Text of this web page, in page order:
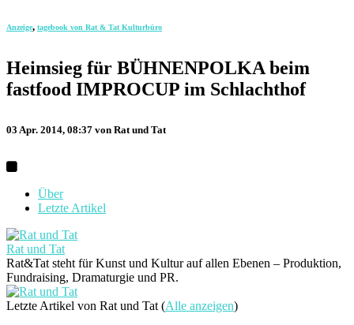
Anzeige, tagebook von Rat & Tat Kulturbüro
Heimsieg für BÜHNENPOLKA beim
fastfood IMPROCUP im Schlachthof
03 Apr. 2014, 08:37 von Rat und Tat
Über
Letzte Artikel
Rat und Tat
Rat&Tat steht für Kunst und Kultur auf allen Ebenen – Produktion,
Fundraising, Dramaturgie und PR.
Letzte Artikel von Rat und Tat (Alle anzeigen)